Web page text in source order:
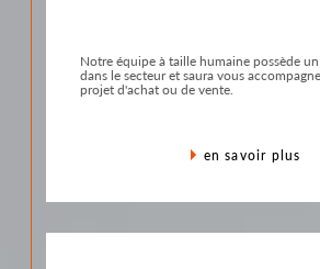
Notre équipe à taille humaine possède
dans le secteur et saura vous
projet d'achat ou de vente.
en savoir plus